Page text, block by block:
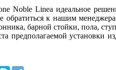
Noble Linea идеальное
обратиться к нашим
барной стойки, пола,
предполагаемой установки